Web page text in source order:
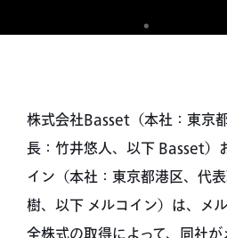
株式会社Basset（本社：東京
長：竹井悠人、以下 Basset）
イン（本社：東京都港区、代
樹、以下 メルコイン）は、メ